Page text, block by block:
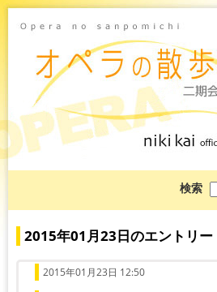
検索
を
索:
2015年01月23日のエントリー
2015年01月23日 12:50